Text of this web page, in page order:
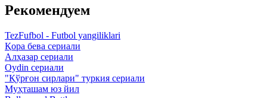
Рекомендуем
TezFufbol - Futbol yangiliklari
Қора бева сериали
Алҳазар сериали
Oydin сериали
"Қўрғон сирлари" туркия сериали
Муҳташам юз йил